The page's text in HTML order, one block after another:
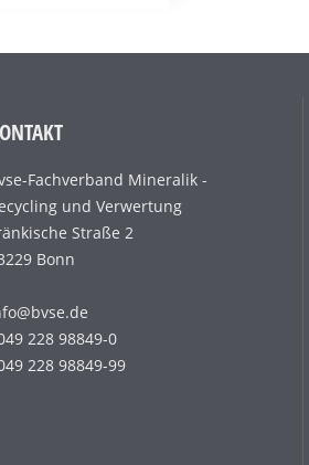
Fachverband Mineralik -
und Verwertung
Straße 2
Bonn
228 98849-0
228 98849-99